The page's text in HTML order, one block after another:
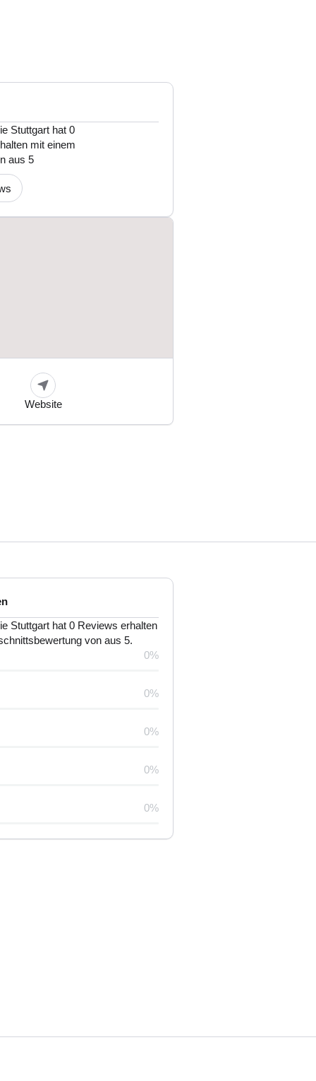
Stuttgart hat 0
mit einem
aus 5
Website
Stuttgart hat 0 Reviews erhalten
von aus 5.
0%
0%
0%
0%
0%